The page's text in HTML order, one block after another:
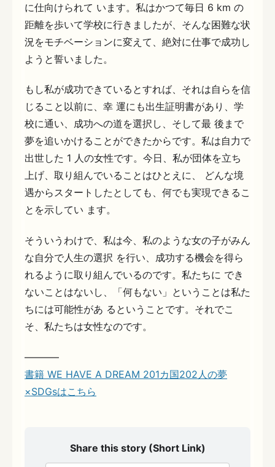
に仕向けられて います。私はかつて毎日 6 km の
距離を歩いて学校に行きましたが、そんな困難な状
況をモチベーションに変えて、絶対に仕事で成功し
ようと誓いました。
もし私が成功できているとすれば、それは自らを信
じること以前に、幸 運にも出生証明書があり、学
校に通い、成功への道を選択し、そして最 後まで
夢を追いかけることができたからです。私は自力で
出世した 1 人の女性です。今日、私が団体を立ち
上げ、取り組んでいることはひとえに、 どんな境
遇からスタートしたとしても、何でも実現できるこ
とを示してい ます。
そういうわけで、私は今、私のような女の子がみん
な自分で人生の選択 を行い、成功する機会を得ら
れるように取り組んでいるのです。私たちに でき
ないことはないし、「何もない」ということは私た
ちには可能性があ るということです。それでこ
そ、私たちは女性なのです。
———–
書籍 WE HAVE A DREAM 201カ国202人の夢
×SDGsはこちら
Share this story (Short Link)